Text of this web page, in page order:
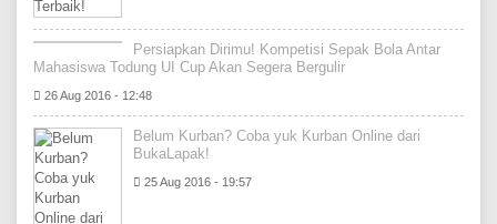
Persiapkan Dirimu! Kompetisi Sepak Bola Antar
Mahasiswa Todung UI Cup Akan Segera Bergulir
26 Aug 2016 - 12:48
Belum Kurban? Coba yuk Kurban Online dari
BukaLapak!
25 Aug 2016 - 19:57